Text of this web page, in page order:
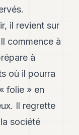
il revient sur
commence à
à
où il pourra
folie » en
Il regrette
société